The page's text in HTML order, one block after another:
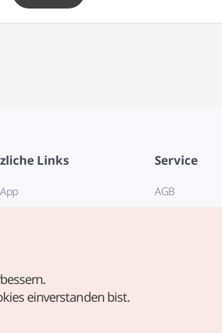
Links Service
AGB
einverstanden bist.